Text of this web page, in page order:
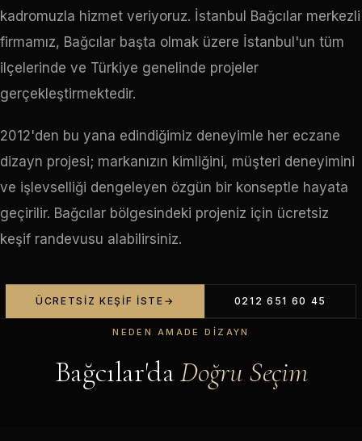
kadromuzla hizmet veriyoruz. İstanbul Bağcılar merkezli
firmamız, Bağcılar başta olmak üzere İstanbul'un tüm
ilçelerinde ve Türkiye genelinde projeler
gerçekleştirmektedir.
2012'den bu yana edindiğimiz deneyimle her eczane
dizayn projesi; markanızın kimliğini, müşteri deneyimini
ve işlevselliği dengeleyen özgün bir konseptle hayata
geçirilir. Bağcılar bölgesindeki projeniz için ücretsiz
keşif randevusu alabilirsiniz.
ÜCRETSIZ KEŞIF İSTE 0212 651 60 45
NEDEN AMADE DIZAYN
Bağcılar'daDoğru Seçim